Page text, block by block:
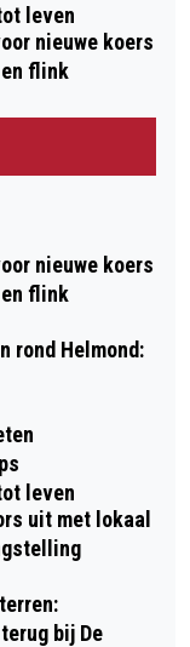
leven
nieuwe koers
flink
nieuwe koers
flink
rond Helmond:
leven
uit met lokaal
bij De